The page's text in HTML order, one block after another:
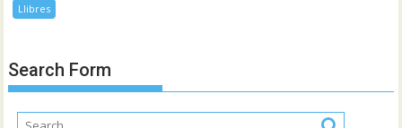
Llibres
Search Form